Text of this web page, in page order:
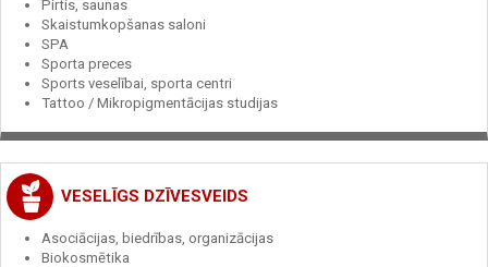
Pirtis, saunas
Skaistumkopšanas saloni
SPA
Sporta preces
Sports veselībai, sporta centri
Tattoo / Mikropigmentācijas studijas
VESELĪGS DZĪVESVEIDS
Asociācijas, biedrības, organizācijas
Biokosmētika